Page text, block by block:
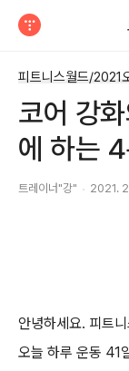
피트니스월드/2021
코어 강
에 하는
트레이너"강" 2021.
안녕하세요. 피트
오늘 하루 운동 41